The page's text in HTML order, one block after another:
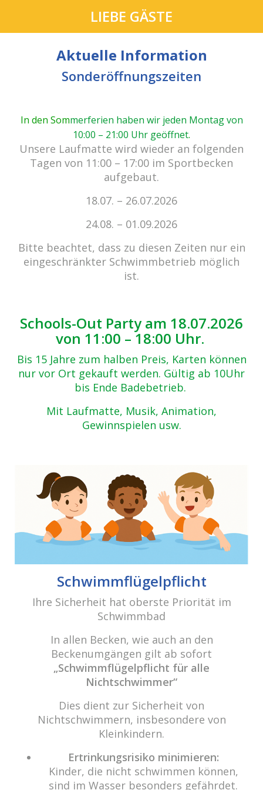
cabrio Senden - das Bad.
Außergewöhnlich, vielfältig!
Kein Einlass bei Gewitter
zu den E-Tickets
Zurück zur Übersicht
Beitrags-
Navigation
Ostern 2019
cabrio Senden - das Bad
Bulderner Str. 15
48308 Senden
Tel.: 0049 (0) 2597 - 93 918 -10
Fax: 0049 (0) 2597 - 93 918 -29
E-Mail:info@cabriosenden.de
Internet:www.cabriosenden.de
Wir freuen uns auf Sie!
Haben Sie Fragen? Wir kümmern uns drum!
Eine Nachricht schreiben
LIEBE GÄSTE
Aktuelle Information
Sonderöffnungszeiten
In den Sommerferien haben wir jeden Montag von
10:00 – 21:00 Uhr geöffnet.
Unsere Laufmatte wird wieder an folgenden
Tagen von 11:00 – 17:00 im Sportbecken
aufgebaut.
18.07. – 26.07.2026
24.08. – 01.09.2026
Bitte beachtet, dass zu diesen Zeiten nur ein
eingeschränkter Schwimmbetrieb möglich
ist.
Schools-Out Party am 18.07.2026
von 11:00 – 18:00 Uhr.
Bis 15 Jahre zum halben Preis, Karten können
nur vor Ort gekauft werden. Gültig ab 10Uhr
bis Ende Badebetrieb.
Mit Laufmatte, Musik, Animation,
Gewinnspielen usw.
Schwimmflügelpflicht
Ihre Sicherheit hat oberste Priorität im
Schwimmbad
In allen Becken, wie auch an den
Beckenumgängen gilt ab sofort
„Schwimmflügelpflicht für alle
Nichtschwimmer“
Dies dient zur Sicherheit von
Nichtschwimmern, insbesondere von
Kleinkindern.
Ertrinkungsrisiko minimieren:
Kinder, die nicht schwimmen können,
sind im Wasser besonders gefährdet.